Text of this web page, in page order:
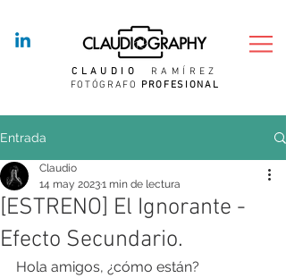
CLAUDIO
RAMÍREZ
FOTÓGRAFO PROFESIONAL
Entrada
[ESTRENO] El Ignorante -
Efecto Secundario.
Claudio
14 may 20231 min de lectura
Hola amigos, ¿cómo están?